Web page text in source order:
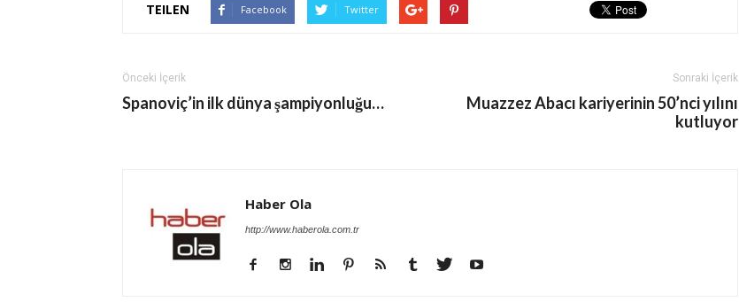
TEILEN Facebook Twitter
Önceki İçerik
Spanoviç’in ilk dünya şampiyonluğu…
Sonraki İçerik
Muazzez Abacı kariyerinin 50’nci yılını
kutluyor
Haber Ola
http://www.haberola.com.tr